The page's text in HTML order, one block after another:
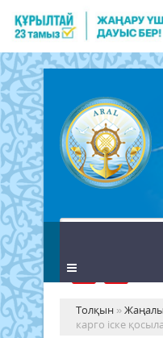
Толқын »
карго іске